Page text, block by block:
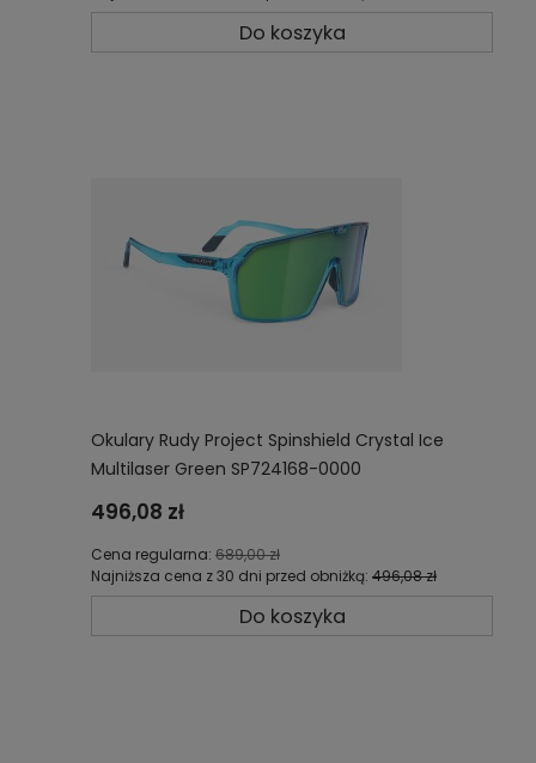
Do koszyka
Okulary Rudy Project Spinshield Crystal Ice
Multilaser Green SP724168-0000
496,08 zł
Cena regularna: 689,00 zł
Najniższa cena z 30 dni przed obniżką: 496,08 zł
Do koszyka